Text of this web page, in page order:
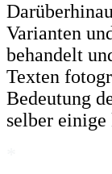
Varianten
behandelt
Texten
Bedeutung
selber